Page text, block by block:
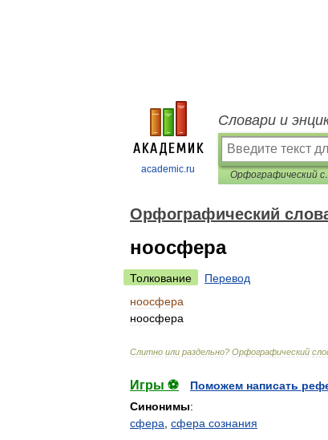
academic.ru
Словари и
Орфографический
ноосфера
Толкование
Перевод
ноосфера
ноосфера
Слитно или раздельно? Орфографический
Игры ⚽
Поможем написать
Синонимы:
сфера сфера сознания